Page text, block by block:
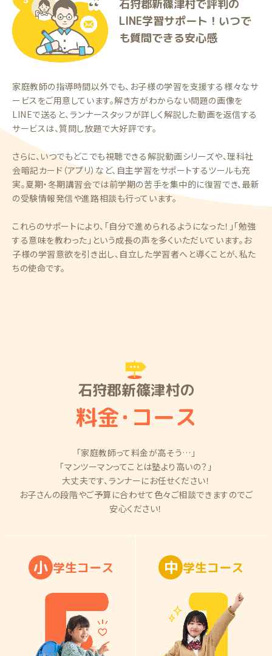
石狩郡新篠津村で評判の
LINE学習サポート！いつで
も質問できる安心感
家庭教師の指導時間以外でも、お子様の学習を支援する様々なサ
ービスをご用意しています。解き方がわからない問題の画像を
LINEで送ると、ランナースタッフが詳しく解説した動画を返信する
サービスは、質問し放題で大好評です。
さらに、いつでもどこでも視聴できる解説動画シリーズや、理科社
会暗記カード（アプリ）など、自主学習をサポートするツールも充
実。夏期・冬期講習会では前学期の苦手を集中的に復習でき、最新
の受験情報発信や進路相談も行っています。
これらのサポートにより、「自分で進められるようになった！」「勉強
する意味を教わった」という成長の声を多くいただいています。お
子様の学習意欲を引き出し、自立した学習者へと導くことが、私た
ちの使命です。
石狩郡新篠津村の
料金・コース
「家庭教師って料金が高そう…」
「マンツーマンってことは塾より高いの？」
大丈夫です、ランナーにお任せください！
お子さんの段階やご予算に合わせて色々ご相談できますのでご
安心ください！
小 学生コース 中 学生コース